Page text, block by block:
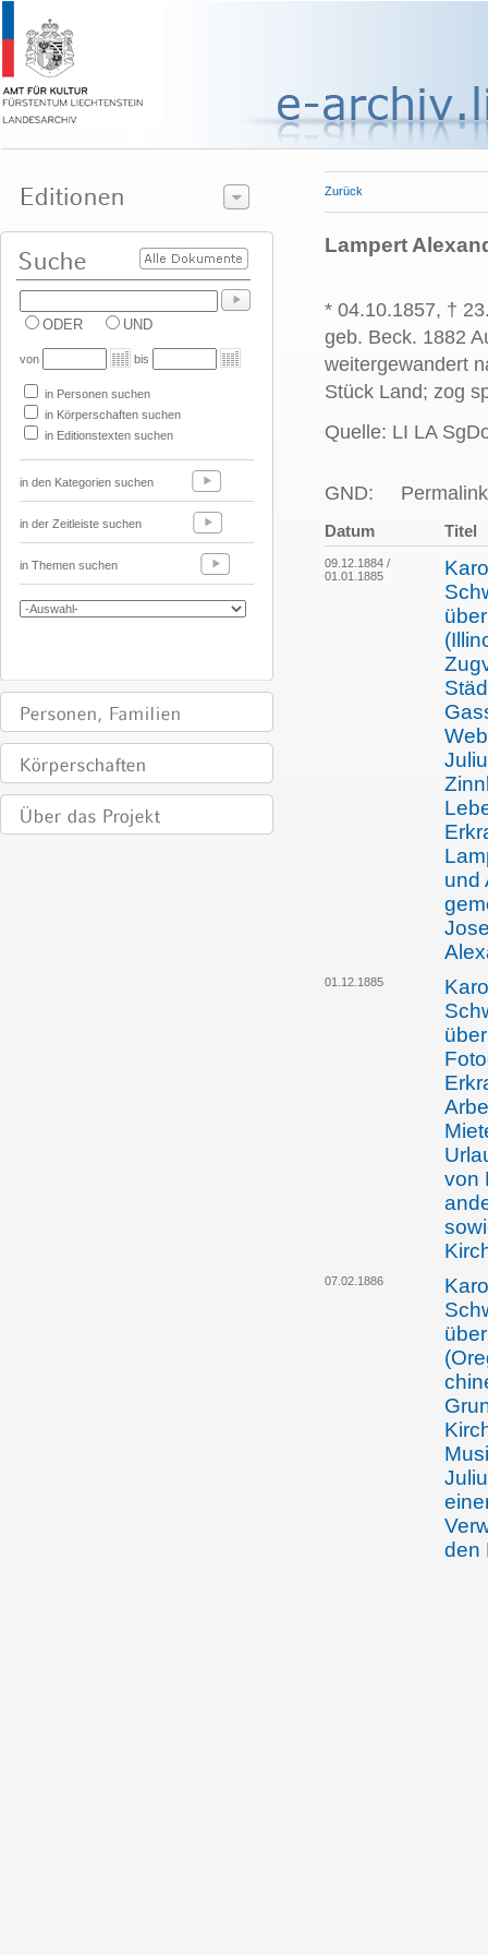
ODER UND
von bis
in Personen suchen
in Körperschaften suchen
in Editionstexten suchen
in den Kategorien suchen
in der Zeitleiste suchen
in Themen suchen
Zurück
Lampert
* 04.10.1857, †
geb. Beck. 1882
weitergewandert
Stück Land; zog
Quelle: LI LA
GND:
Datum Titel
09.12.1884 /
01.01.1885
und
01.12.1885
von
07.02.1886
den